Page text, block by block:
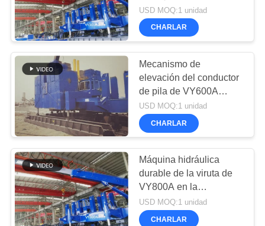
amistosa
USD MOQ:1 unidad
CHARLAR
Mecanismo de
elevación del conductor
de pila de VY600A
cuatro estáticos
silenciosos hidráulicos
USD MOQ:1 unidad
CHARLAR
Máquina hidráulica
durable de la viruta de
VY800A en la
construcción urbana
costera
USD MOQ:1 unidad
CHARLAR